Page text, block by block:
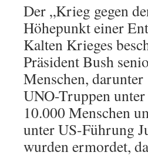
Der „Krieg gegen
Höhepunkt einer
Kalten Krieges
Präsident Bush
Menschen,
UNO-Truppen
10.000 Menschen
unter US-Führung
wurden ermordet,